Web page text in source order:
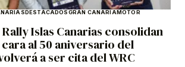
DESTACADOSGRAN CANARIAMOTOR
Islas Canarias consolidan
cara al 50 aniversario del
a ser cita del WRC